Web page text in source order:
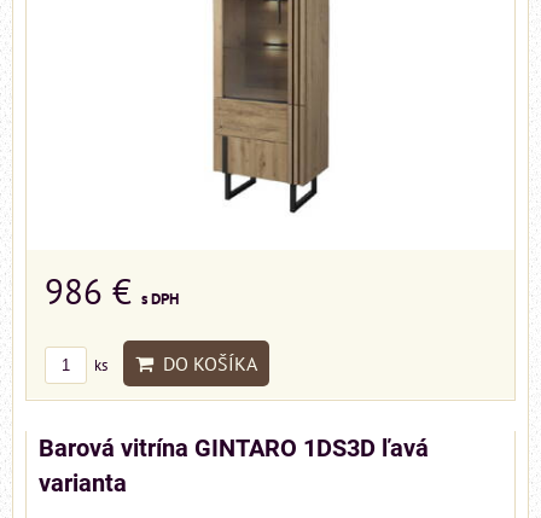
986 € s DPH
ks DO KOŠÍKA
Barová vitrína GINTARO 1DS3D ľavá
varianta